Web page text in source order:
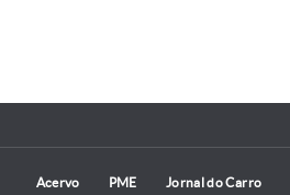
Acervo PME Jornal do Carro